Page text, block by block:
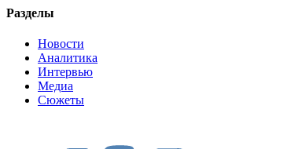
Разделы
Новости
Аналитика
Интервью
Медиа
Сюжеты